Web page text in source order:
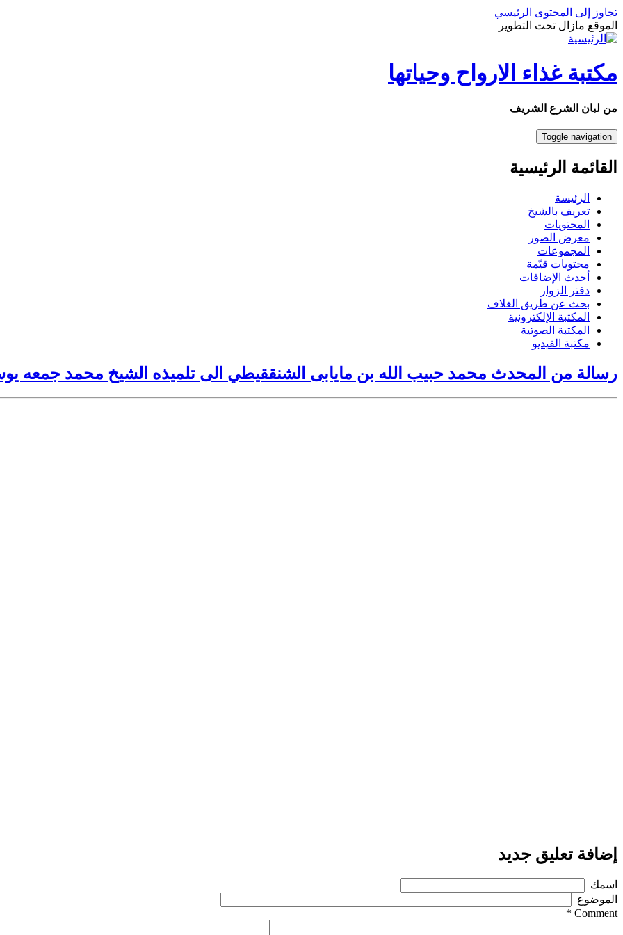
تجاوز إلى المحتوى الرئيسي
الموقع مازال تحت التطوير
مكتبة غذاء الارواح وحياتها
من لبان الشرع الشريف
Toggle navigation
القائمة الرئيسية
الرئيسة
تعريف بالشيخ
المحتويات
معرض الصور
المجموعات
محتويات قيّمة
أحدث الإضافات
دفتر الزوار
بحث عن طريق الغلاف
المكتبة الإلكترونية
المكتبة الصوتية
مكتبة الفيديو
رسالة من المحدث محمد حبيب الله بن مايابى الشنققيطي الى تلميذه الشيخ محمد جمعه
إضافة تعليق جديد
‏اسمك ‏
‏الموضوع ‏
*